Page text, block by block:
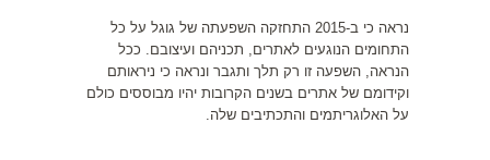
נראה כי ב-2015 התחזקה השפעתה של גוגל על כל
התחומים הנוגעים לאתרים, תכניהם ועיצובם. ככל
הנראה, השפעה זו רק תלך ותגבר ונראה כי ניראותם
וקידומם של אתרים בשנים הקרובות יהיו מבוססים כולם
על האלוגריתמים והתכתיבים שלה.